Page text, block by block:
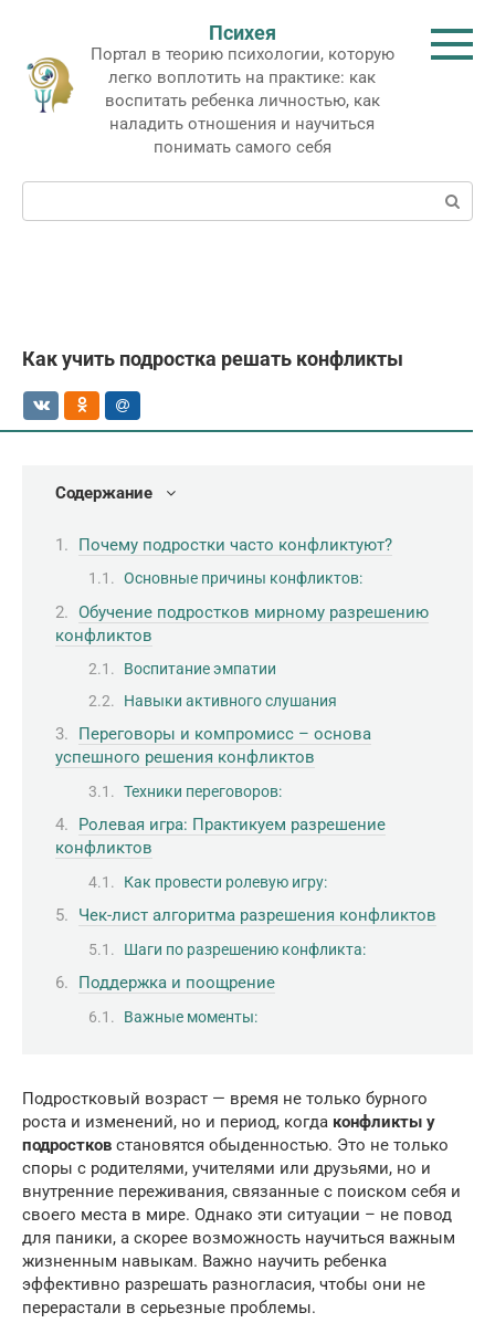
контенту
Психея
Портал в теорию психологии, которую
легко воплотить на практике: как
воспитать ребенка личностью, как
наладить отношения и научиться
понимать самого себя
Поиск:
Как учить подростка решать конфликты
Содержание
Почему подростки часто конфликтуют?
Основные причины конфликтов:
Обучение подростков мирному разрешению
конфликтов
Воспитание эмпатии
Навыки активного слушания
Переговоры и компромисс – основа
успешного решения конфликтов
Техники переговоров:
Ролевая игра: Практикуем разрешение
конфликтов
Как провести ролевую игру:
Чек-лист алгоритма разрешения конфликтов
Шаги по разрешению конфликта:
Поддержка и поощрение
Важные моменты:
Подростковый возраст — время не только бурного
роста и изменений, но и период, когда конфликты у
подростков становятся обыденностью. Это не только
споры с родителями, учителями или друзьями, но и
внутренние переживания, связанные с поиском себя и
своего места в мире. Однако эти ситуации – не повод
для паники, а скорее возможность научиться важным
жизненным навыкам. Важно научить ребенка
эффективно разрешать разногласия, чтобы они не
перерастали в серьезные проблемы.